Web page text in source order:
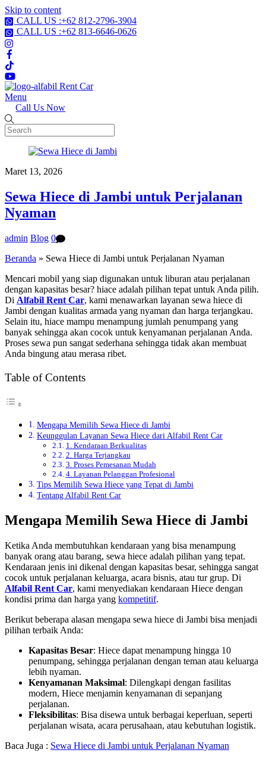
Skip to content
CALL US :+62 812-2796-3904
CALL US :+62 813-6646-0626
Menu
Call Us Now
Maret 13, 2026
Sewa Hiece di Jambi untuk Perjalanan
Nyaman
admin Blog 0
Beranda » Sewa Hiece di Jambi untuk Perjalanan Nyaman
Mencari mobil yang siap digunakan untuk liburan atau perjalanan
dengan kapasitas besar? hiace adalah pilihan tepat untuk Anda pilih.
Di Alfabil Rent Car, kami menawarkan layanan sewa hiece di
Jambi dengan kualitas armada yang nyaman dan harga terjangkau.
Selain itu, hiace mampu menampung jumlah penumpang yang
banyak sehingga akan cocok untuk kenyamanan perjalanan Anda.
Proses sewa pun sangat sederhana sehingga tidak akan membuat
Anda bingung atau merasa ribet.
Table of Contents
Mengapa Memilih Sewa Hiece di Jambi
Keunggulan Layanan Sewa Hiece dari Alfabil Rent Car
1. Kendaraan Berkualitas
2. Harga Terjangkau
3. Proses Pemesanan Mudah
4. Layanan Pelanggan Profesional
Tips Memilih Sewa Hiece yang Tepat di Jambi
Tentang Alfabil Rent Car
Mengapa Memilih Sewa Hiece di Jambi
Ketika Anda membutuhkan kendaraan yang bisa menampung
banyak orang atau barang, sewa hiece adalah pilihan yang tepat.
Kendaraan jenis ini dikenal dengan kapasitas besar, sehingga sangat
cocok untuk perjalanan keluarga, acara bisnis, atau tur grup. Di
Alfabil Rent Car, kami menyediakan kendaraan Hiece dengan
kondisi prima dan harga yang kompetitif.
Berikut beberapa alasan mengapa sewa hiece di Jambi bisa menjadi
pilihan terbaik Anda:
Kapasitas Besar: Hiece dapat menampung hingga 10
penumpang, sehingga perjalanan dengan teman atau keluarga
lebih nyaman.
Kenyamanan Maksimal: Dilengkapi dengan fasilitas
modern, Hiece menjamin kenyamanan di sepanjang
perjalanan.
Fleksibilitas: Bisa disewa untuk berbagai keperluan, seperti
perjalanan wisata, acara perusahaan, atau kebutuhan logistik.
Baca Juga : Sewa Hiece di Jambi untuk Perjalanan Nyaman